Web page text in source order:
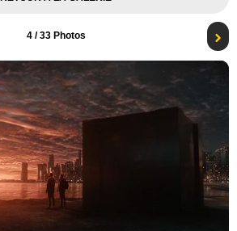
4/ 33 Photos